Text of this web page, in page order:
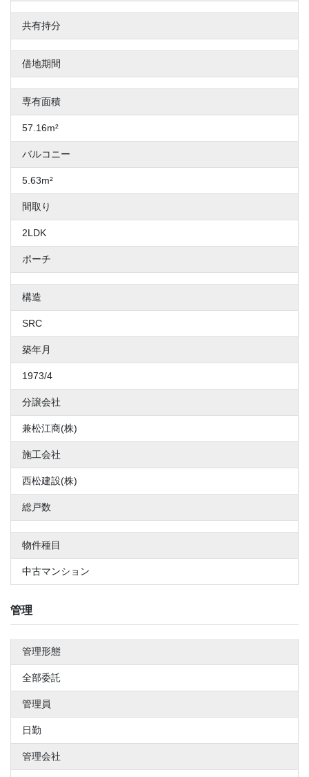
共有持分
借地期間
専有面積
57.16m²
バルコニー
5.63m²
間取り
2LDK
ポーチ
構造
SRC
築年月
1973/4
分譲会社
兼松江商(株)
施工会社
西松建設(株)
総戸数
物件種目
中古マンション
管理
管理形態
全部委託
管理員
日勤
管理会社